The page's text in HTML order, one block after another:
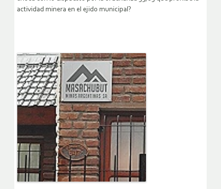
actividad minera en el ejido municipal?